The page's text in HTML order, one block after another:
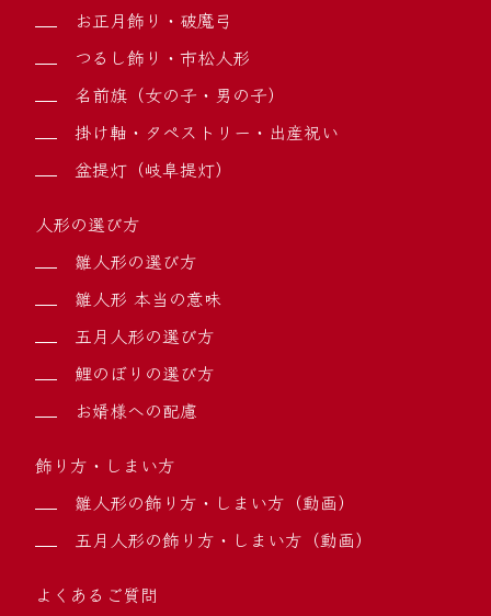
お正月飾り・破魔弓
つるし飾り・市松人形
名前旗（女の子・男の子）
掛け軸・タペストリー・出産祝い
盆提灯（岐阜提灯）
人形の選び方
雛人形の選び方
雛人形 本当の意味
五月人形の選び方
鯉のぼりの選び方
お婿様への配慮
飾り方・しまい方
雛人形の飾り方・しまい方（動画）
五月人形の飾り方・しまい方（動画）
よくあるご質問